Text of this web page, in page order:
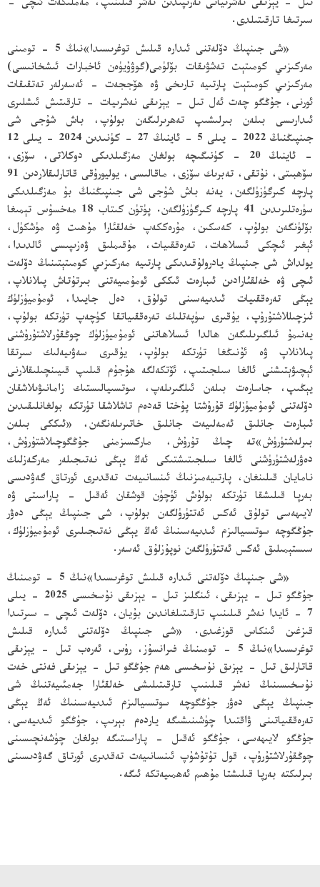
تىل - يېزىقى نەشرىياتى تەرىپىدىن نەشر قىلىنىپ، مەملىكەت ئىچى -
سىرتىغا تارقىتىلدى.
«شى جىنپىڭ دۆلەتنى ئىدارە قىلىش توغرىسىدا»نىڭ 5 - تومىنى
مەركىزىي كومىتېت تەشۋىقات بۆلۈمى(گوۋۇيۈەن ئاخبارات ئىشخانىسى)
مەركىزىي كومىتېت پارتىيە تارىخى ۋە ھۆججەت - ئەسەرلەر تەتقىقات
ئورنى، جۇڭگو چەت ئەل تىل - يېزىقى نەشرىيات - تارقىتىش ئىشلىرى
ئىدارىسى بىلەن بىرلىشىپ تەھرىرلىگەن بولۇپ، باش شۇجى شى
جىنپىڭنىڭ 2022 - يىلى 5 - ئاينىڭ 27 - كۈنىدىن 2024 - يىلى 12
- ئاينىڭ 20 - كۈنىگىچە بولغان مەزگىلدىكى دوكلاتى، سۆزى،
سۆھبىتى، نۇتقى، تەبرىك سۆزى، ماقالىسى، يوليورۇقى قاتارلىقلاردىن 91
پارچە كىرگۈزۈلگەن، يەنە باش شۇجى شى جىنپىڭنىڭ بۇ مەزگىلدىكى
سۈرەتلىرىدىن 41 پارچە كىرگۈزۈلگەن. پۈتۈن كىتاب 18 مەخسۇس تېمىغا
بۆلۈنگەن بولۇپ، كەسكىن، مۇرەككەپ خەلقئارا مۇھىت ۋە مۈشكۈل،
ئېغىر ئىچكى ئىسلاھات، تەرەققىيات، مۇقىملىق ۋەزىپىسى ئالدىدا،
يولداش شى جىنپىڭ يادرولۇقىدىكى پارتىيە مەركىزىي كومىتېتىنىڭ دۆلەت
ئىچى ۋە خەلقئارادىن ئىبارەت ئىككى ئومۇمىيەتنى بىرتۇتاش پىلانلاپ،
يېڭى تەرەققىيات ئىدىيەسىنى تولۇق، دەل جايىدا، ئومۇميۈزلۈك
ئىزچىللاشتۇرۇپ، يۇقىرى سۈپەتلىك تەرەققىياتقا كۈچەپ تۈرتكە بولۇپ،
يەنىمۇ ئىلگىرىلىگەن ھالدا ئىسلاھاتنى ئومۇميۈزلۈك چوڭقۇرلاشتۇرۇشنى
پىلانلاپ ۋە ئۇنىڭغا تۈرتكە بولۇپ، يۇقىرى سەۋىيەلىك سىرتقا
ئېچىۋېتىشنى ئالغا سىلجىتىپ، ئۆتكەلگە ھۇجۇم قىلىپ قىيىنچىلىقلارنى
يېڭىپ، جاسارەت بىلەن ئىلگىرىلەپ، سوتسىيالىستىك زامانىۋىلاشقان
دۆلەتنى ئومۇميۈزلۈك قۇرۇشتا پۇختا قەدەم تاشلاشقا تۈرتكە بولغانلىقىدىن
ئىبارەت جانلىق ئەمەلىيەت جانلىق خاتىرىلەنگەن، «ئىككى بىلەن
بىرلەشتۈرۈش»تە چىڭ تۇرۇش، ماركسىزمنى جۇڭگوچىلاشتۇرۇش،
دەۋرلەشتۈرۈشنى ئالغا سىلجىتىشتىكى ئەڭ يېڭى نەتىجىلەر مەركەزلىك
نامايان قىلىنغان، پارتىيەمىزنىڭ ئىنسانىيەت تەقدىرى ئورتاق گەۋدىسى
بەرپا قىلىشقا تۈرتكە بولۇش ئۈچۈن قوشقان ئەقىل - پاراسىتى ۋە
لايىھەسى تولۇق ئەكس ئەتتۈرۈلگەن بولۇپ، شى جىنپىڭ يېڭى دەۋر
جۇڭگوچە سوتسىيالىزم ئىدىيەسىنىڭ ئەڭ يېڭى نەتىجىلىرى ئومۇميۈزلۈك،
سىستېمىلىق ئەكس ئەتتۈرۈلگەن نوپۇزلۇق ئەسەر.
«شى جىنپىڭ دۆلەتنى ئىدارە قىلىش توغرىسىدا»نىڭ 5 - تومىنىڭ
جۇڭگو تىل - يېزىقى، ئىنگلىز تىل - يېزىقى نۇسخىسى 2025 - يىلى
7 - ئايدا نەشر قىلىنىپ تارقىتىلغاندىن بۇيان، دۆلەت ئىچى - سىرتىدا
قىزغىن ئىنكاس قوزغىدى. «شى جىنپىڭ دۆلەتنى ئىدارە قىلىش
توغرىسىدا»نىڭ 5 - تومىنىڭ فىرانسۇز، رۇس، ئەرەب تىل - يېزىقى
قاتارلىق تىل - يېزىق نۇسخىسى ھەم جۇڭگو تىل - يېزىقى فەنتى خەت
نۇسخىسىنىڭ نەشر قىلىنىپ تارقىتىلىشى خەلقئارا جەمئىيەتنىڭ شى
جىنپىڭ يېڭى دەۋر جۇڭگوچە سوتسىيالىزم ئىدىيەسىنىڭ ئەڭ يېڭى
تەرەققىياتىنى ۋاقتىدا چۈشىنىشىگە ياردەم بېرىپ، جۇڭگو ئىدىيەسى،
جۇڭگو لايىھەسى، جۇڭگو ئەقىل - پاراسىتىگە بولغان چۈشەنچىسىنى
چوڭقۇرلاشتۇرۇپ، قول تۇتۇشۇپ ئىنسانىيەت تەقدىرى ئورتاق گەۋدىسىنى
بىرلىكتە بەرپا قىلىشتا مۇھىم ئەھمىيەتكە ئىگە.